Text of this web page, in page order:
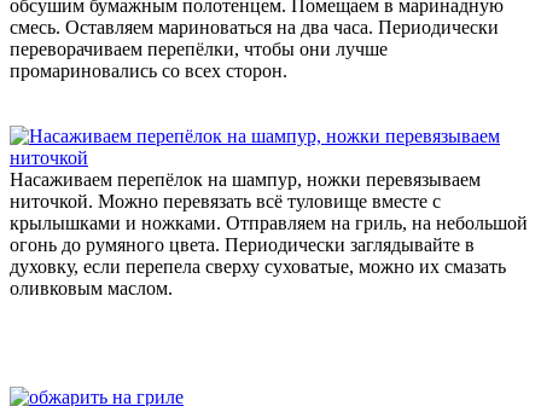
обсушим бумажным полотенцем. Помещаем в маринадную
смесь. Оставляем мариноваться на два часа. Периодически
переворачиваем перепёлки, чтобы они лучше
промариновались со всех сторон.
Насаживаем перепёлок на шампур, ножки перевязываем
ниточкой. Можно перевязать всё туловище вместе с
крылышками и ножками. Отправляем на гриль, на небольшой
огонь до румяного цвета. Периодически заглядывайте в
духовку, если перепела сверху суховатые, можно их смазать
оливковым маслом.